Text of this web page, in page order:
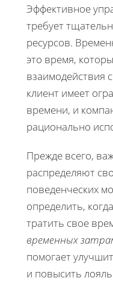
Эффективное
требует
ресурсов.
это время,
взаимодействия
клиент имеет
времени, и
рационально
Прежде всего,
распределяют
поведенческих
определить,
тратить свое
временных
помогает
и повысить